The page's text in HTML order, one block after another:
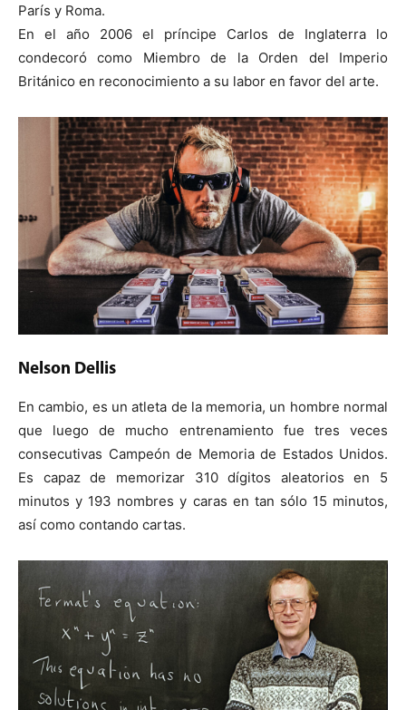
París y Roma.
En el año 2006 el príncipe Carlos de Inglaterra lo
condecoró como Miembro de la Orden del Imperio
Británico en reconocimiento a su labor en favor del arte.
Nelson Dellis
En cambio, es un atleta de la memoria, un hombre normal
que luego de mucho entrenamiento fue tres veces
consecutivas Campeón de Memoria de Estados Unidos.
Es capaz de memorizar 310 dígitos aleatorios en 5
minutos y 193 nombres y caras en tan sólo 15 minutos,
así como contando cartas.